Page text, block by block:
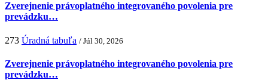
Zverejnenie právoplatného integrovaného povolenia pre
prevádzku…
273 Úradná tabuľa / Júl 30, 2026
Zverejnenie právoplatného integrovaného povolenia pre
prevádzku…